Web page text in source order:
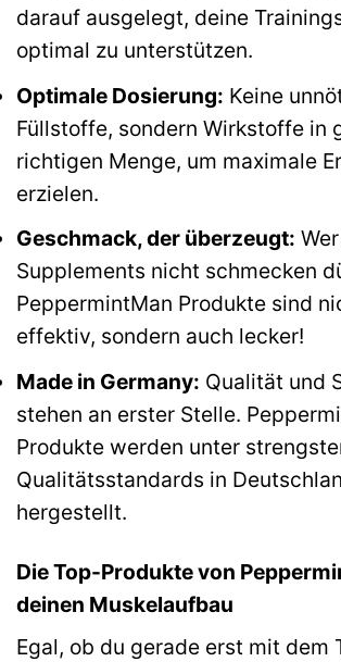
darauf ausgelegt, deine
optimal zu unterstützen.
Optimale Dosierung: Keine
Füllstoffe, sondern Wirkstoffe in
richtigen Menge, um maximale
erzielen.
Geschmack, der überzeugt:
Supplements nicht schmecken
PeppermintMan Produkte sind
effektiv, sondern auch lecker!
Made in Germany: Qualität und
stehen an erster Stelle.
Produkte werden unter
Qualitätsstandards in
hergestellt.
Die Top-Produkte von
deinen Muskelaufbau
Egal, ob du gerade erst mit dem